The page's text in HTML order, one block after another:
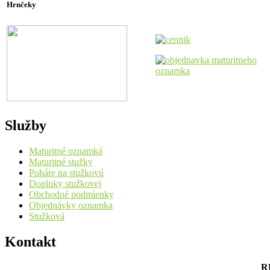
Hrnčeky
Služby
Maturitné oznamká
Maturitné stužky
Poháre na stužkovú
Doplnky stužkovej
Obchodné podmienky
Objednávky oznamka
Stužková
Kontakt